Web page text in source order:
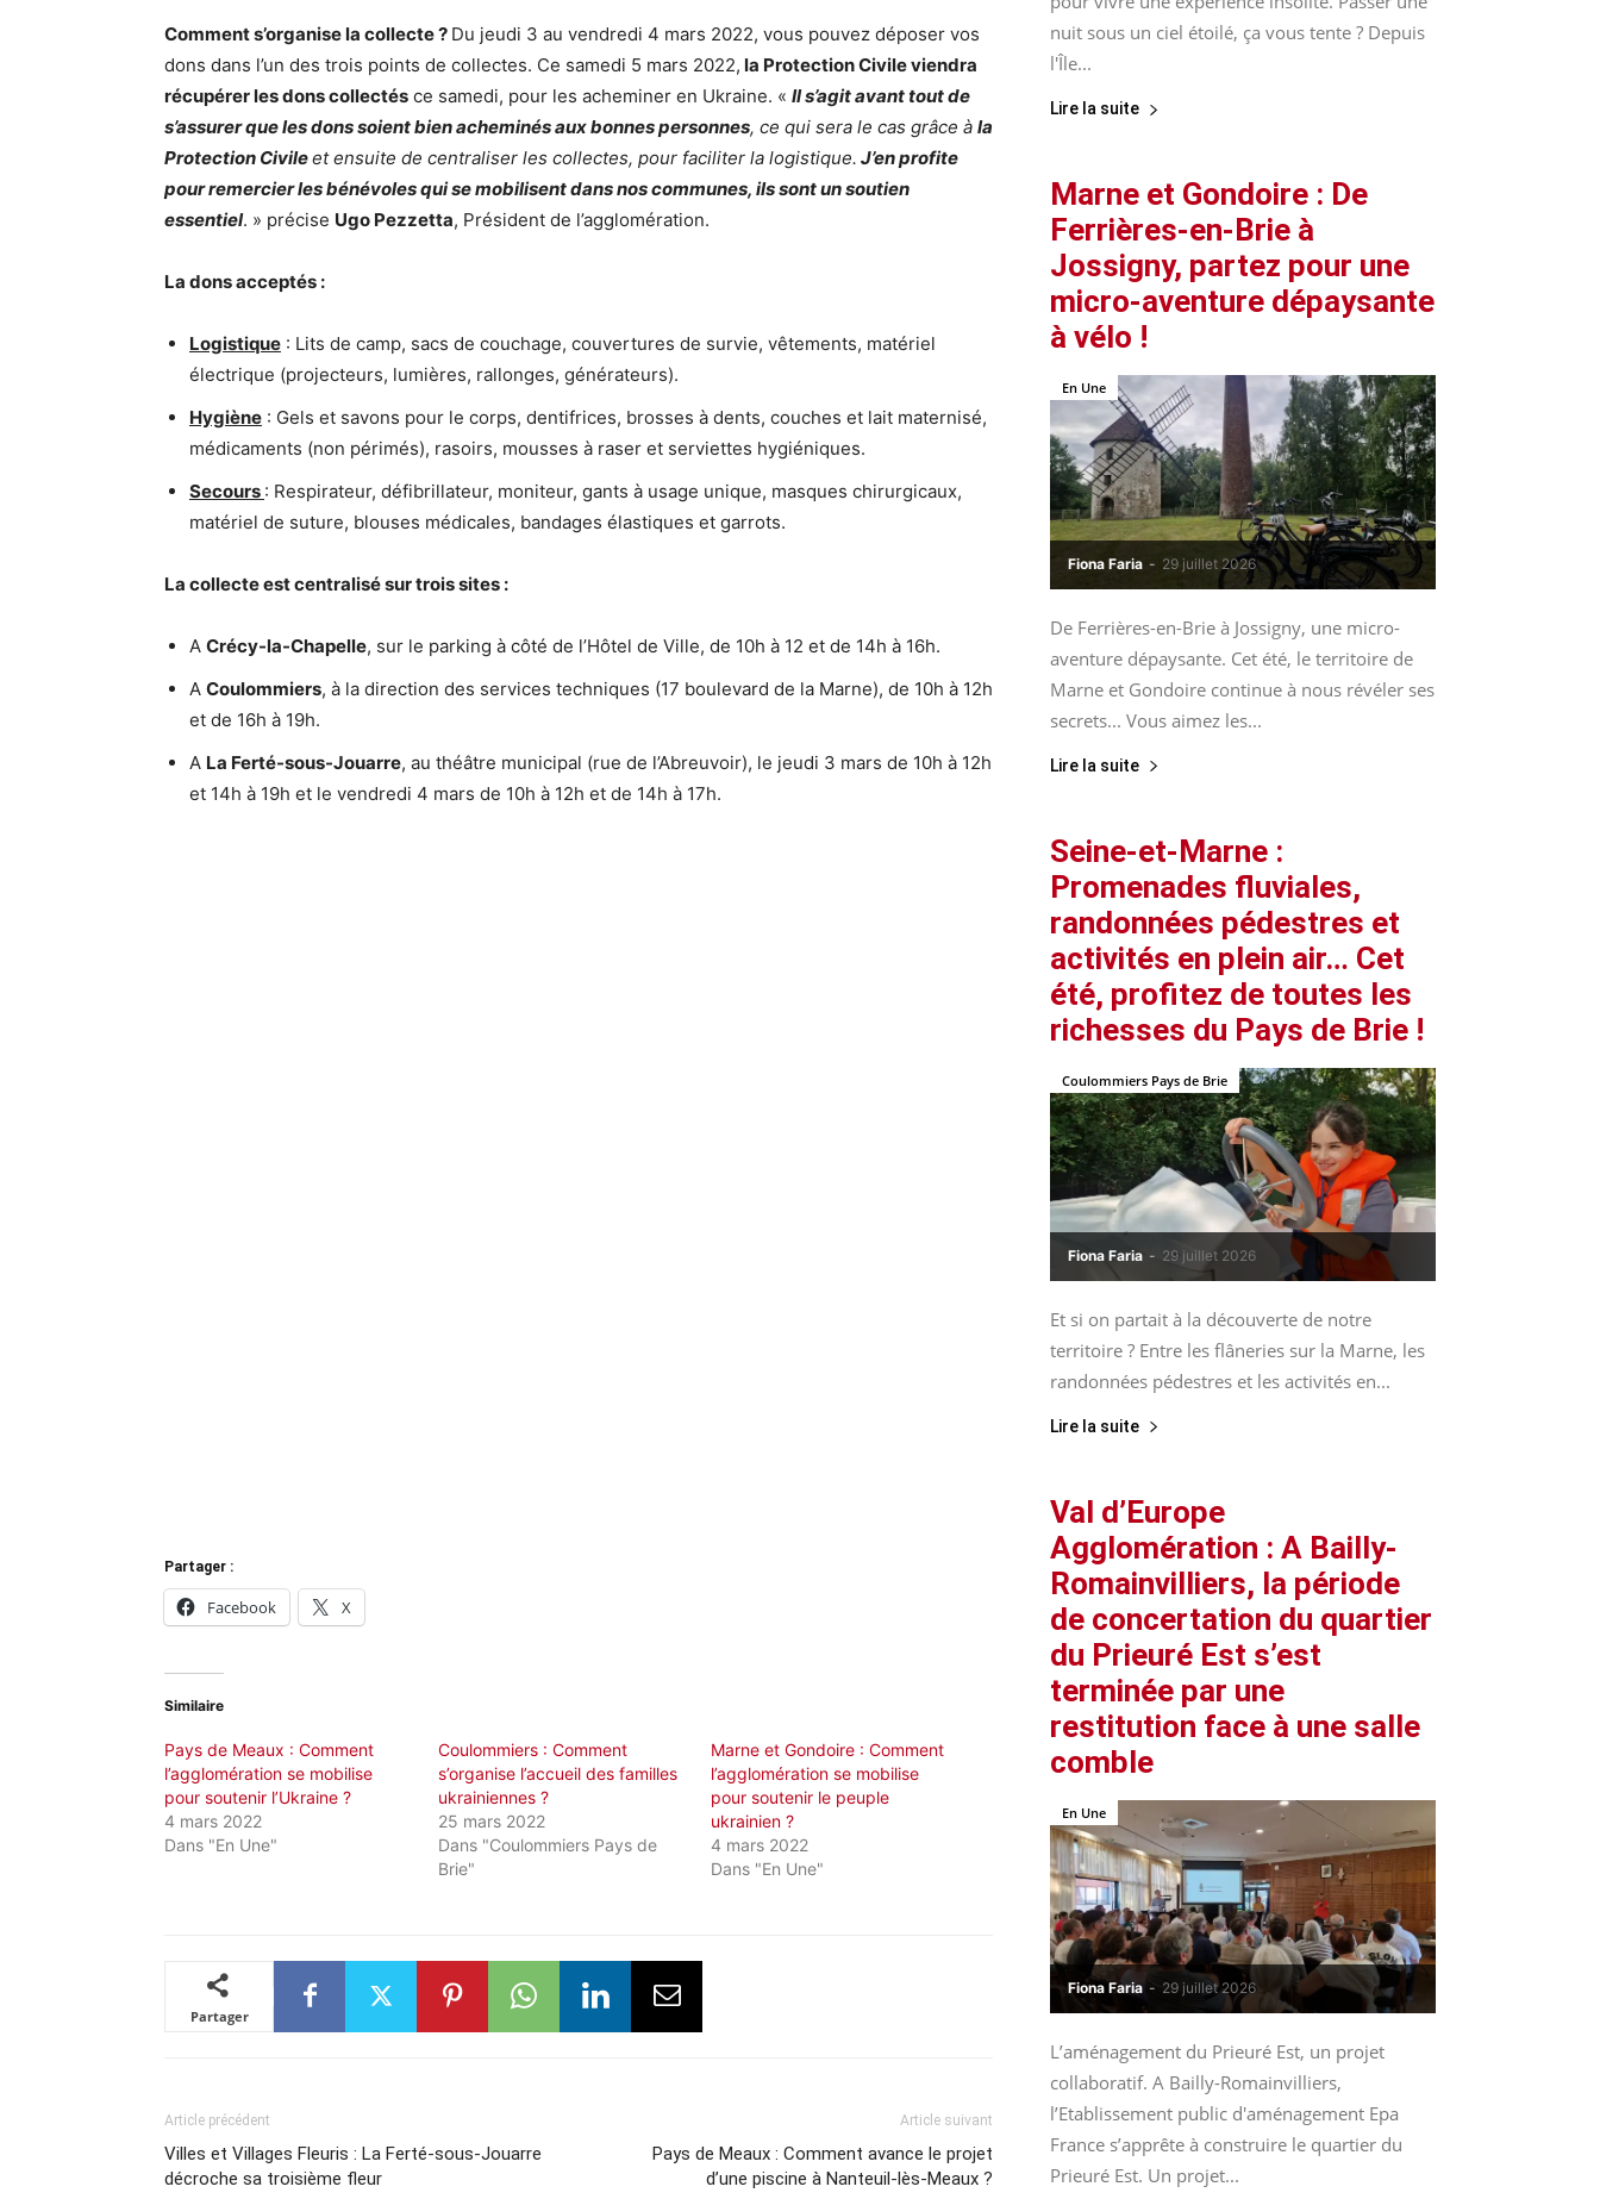
Comment s’organise la collecte ? Du jeudi 3 au vendredi 4 mars 2022, vous pouvez déposer vos
dons dans l’un des trois points de collectes. Ce samedi 5 mars 2022, la Protection Civile viendra
récupérer les dons collectés ce samedi, pour les acheminer en Ukraine. « Il s’agit avant tout de
s’assurer que les dons soient bien acheminés aux bonnes personnes, ce qui sera le cas grâce à la
Protection Civileet ensuite de centraliser les collectes, pour faciliter la logistique. J’en profite
pour remercier les bénévoles qui se mobilisent dans nos communes, ils sont un soutien
essentiel. » précise Ugo Pezzetta, Président de l’agglomération.
La dons acceptés :
Logistique : Lits de camp, sacs de couchage, couvertures de survie, vêtements, matériel
électrique (projecteurs, lumières, rallonges, générateurs).
Hygiène : Gels et savons pour le corps, dentifrices, brosses à dents, couches et lait maternisé,
médicaments (non périmés), rasoirs, mousses à raser et serviettes hygiéniques.
Secours : Respirateur, défibrillateur, moniteur, gants à usage unique, masques chirurgicaux,
matériel de suture, blouses médicales, bandages élastiques et garrots.
La collecte est centralisé sur trois sites :
A Crécy-la-Chapelle, sur le parking à côté de l’Hôtel de Ville, de 10h à 12 et de 14h à 16h.
A Coulommiers, à la direction des services techniques (17 boulevard de la Marne), de 10h à 12h
et de 16h à 19h.
A La Ferté-sous-Jouarre, au théâtre municipal (rue de l’Abreuvoir), le jeudi 3 mars de 10h à 12h
et 14h à 19h et le vendredi 4 mars de 10h à 12h et de 14h à 17h.
@Ville de Crécy-la-Chapelle
Partager :
Facebook X
Similaire
Pays de Meaux : Comment
l’agglomération se mobilise
pour soutenir l’Ukraine ?
4 mars 2022
Dans "En Une"
Coulommiers : Comment
s’organise l’accueil des familles
ukrainiennes ?
25 mars 2022
Dans "Coulommiers Pays de
Brie"
Marne et Gondoire : Comment
l’agglomération se mobilise
pour soutenir le peuple
ukrainien ?
4 mars 2022
Dans "En Une"
Partager
Article précédent
Villes et Villages Fleuris : La Ferté-sous-Jouarre
décroche sa troisième fleur
Article suivant
Pays de Meaux : Comment avance le projet
d’une piscine à Nanteuil-lès-Meaux ?
nuit sous un ciel étoilé, ça vous tente ? Depuis
l'Île...
Lire la suite
Marne et Gondoire : De
Ferrières-en-Brie à
Jossigny, partez pour une
micro-aventure dépaysante
à vélo !
Fiona Faria - 29 juillet 2026
En Une
De Ferrières-en-Brie à Jossigny, une micro-
aventure dépaysante. Cet été, le territoire de
Marne et Gondoire continue à nous révéler ses
secrets... Vous aimez les...
Lire la suite
Seine-et-Marne :
Promenades fluviales,
randonnées pédestres et
activités en plein air… Cet
été, profitez de toutes les
richesses du Pays de Brie !
Fiona Faria - 29 juillet 2026
Coulommiers Pays de Brie
Et si on partait à la découverte de notre
territoire ? Entre les flâneries sur la Marne, les
randonnées pédestres et les activités en...
Lire la suite
Val d’Europe
Agglomération : A Bailly-
Romainvilliers, la période
de concertation du quartier
du Prieuré Est s’est
terminée par une
restitution face à une salle
comble
Fiona Faria - 29 juillet 2026
En Une
L’aménagement du Prieuré Est, un projet
collaboratif. A Bailly-Romainvilliers,
l’Etablissement public d'aménagement Epa
France s’apprête à construire le quartier du
Prieuré Est. Un projet...